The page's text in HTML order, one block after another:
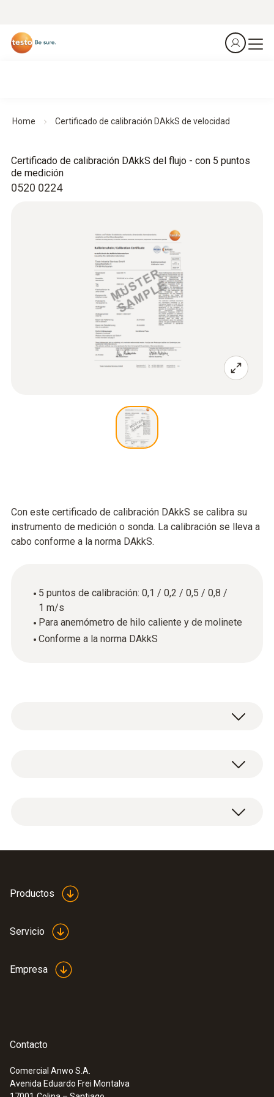
Home Certificado de calibración DAkkS de velocidad
0520 0224
Certificado de calibración DAkkS del flujo - con 5 puntos
de medición
Con este certificado de calibración DAkkS se calibra su
instrumento de medición o sonda. La calibración se lleva a
cabo conforme a la norma DAkkS.
5 puntos de calibración: 0,1 / 0,2 / 0,5 / 0,8 /
1 m/s
Para anemómetro de hilo caliente y de molinete
Conforme a la norma DAkkS
Certificado de calibración DAkkS del flujo con
:0563 4406
Productos
Servicio
Empresa
Contacto
Comercial Anwo S.A.
Avenida Eduardo Frei Montalva